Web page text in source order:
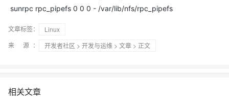
sunrpc rpc_pipefs 0 0 0 - /var/lib/nfs/rpc_pipefs
文章标签：
Linux
来 源：
开发者社区 > 开发与运维 > 文章 > 正文
相关文章